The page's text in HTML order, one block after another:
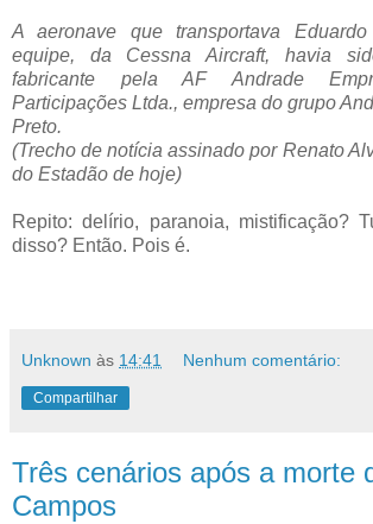
A aeronave que transportava
equipe, da Cessna Aircraft, havia
fabricante pela AF Andrade
Participações Ltda., empresa do grupo
Preto.
(Trecho de notícia assinado por Renato
do Estadão de hoje)
Repito: delírio, paranoia, mistificação?
disso? Então. Pois é.
Unknown às 14:41 Nenhum comentário:
Compartilhar
Três cenários após a morte
Campos